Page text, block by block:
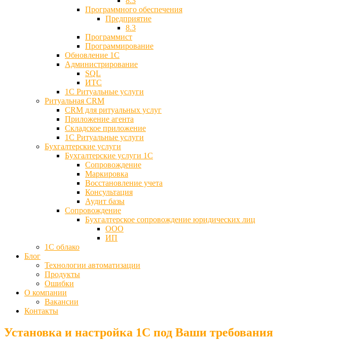
Программного обеспечения
Предприятие
8.3
Программист
Программирование
Обновление 1С
Администрирование
SQL
ИТС
1С Ритуальные услуги
Ритуальная CRM
CRM для ритуальных услуг
Приложение агента
Складское приложение
1С Ритуальные услуги
Бухгалтерские услуги
Бухгалтерские услуги 1С
Сопровождение
Маркировка
Восстановление учета
Консультация
Аудит базы
Cопровождение
Бухгалтерское сопровождение юридических лиц
ООО
ИП
1С облако
Блог
Технологии автоматизации
Продукты
Ошибки
О компании
Вакансии
Контакты
Установка и настройка 1С под Ваши требования